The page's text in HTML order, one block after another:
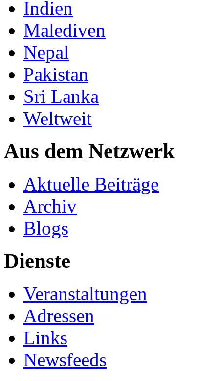
Indien
Malediven
Nepal
Pakistan
Sri Lanka
Weltweit
Aus dem Netzwerk
Aktuelle Beiträge
Archiv
Blogs
Dienste
Veranstaltungen
Adressen
Links
Newsfeeds